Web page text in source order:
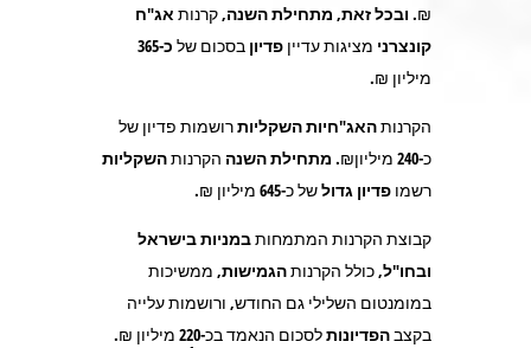
₪. ובכל זאת, מתחילת השנה, קרנות אג"ח
קונצרני מציגות עדיין פדיון בסכום של כ-365
מיליון ₪.
הקרנותהאג"חיות השקליותרושמות פדיון של
כ-240 מיליון₪. מתחילת השנה הקרנותהשקליות
רשמו פדיון גדולשל כ-645 מיליון ₪.
קבוצת הקרנות המתמחותבמניות בישראל
ובחו"ל, כולל הקרנותהגמישות, ממשיכות
במומנטום השלילי גם החודש, ורושמות עלייה
בקצבהפדיונותלסכום הנאמד בכ-220 מיליון ₪.